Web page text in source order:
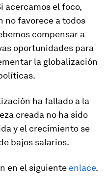
acercamos el foco,
no favorece a todos
compensar a
oportunidades para
la globalización
ha fallado a la
creada no ha sido
y el crecimiento se
bajos salarios.
en el siguiente enlace.